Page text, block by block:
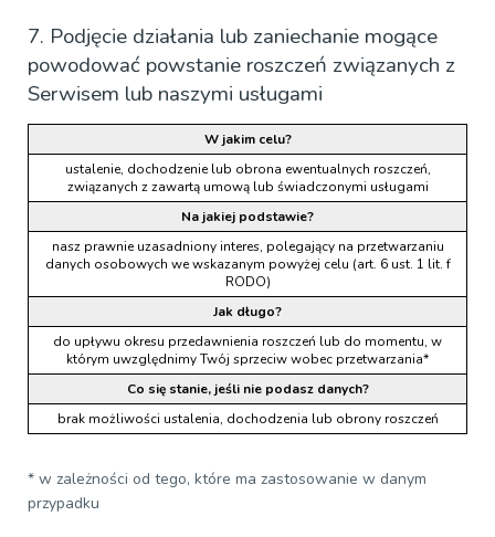
7. Podjęcie działania lub zaniechanie mogące
powodować powstanie roszczeń związanych z
Serwisem lub naszymi usługami
W jakim celu?
ustalenie, dochodzenie lub obrona ewentualnych roszczeń,
związanych z zawartą umową lub świadczonymi usługami
Na jakiej podstawie?
nasz prawnie uzasadniony interes, polegający na przetwarzaniu
danych osobowych we wskazanym powyżej celu (art. 6 ust. 1 lit. f
RODO)
Jak długo?
do upływu okresu przedawnienia roszczeń lub do momentu, w
którym uwzględnimy Twój sprzeciw wobec przetwarzania*
Co się stanie, jeśli nie podasz danych?
brak możliwości ustalenia, dochodzenia lub obrony roszczeń
* w zależności od tego, które ma zastosowanie w danym
przypadku